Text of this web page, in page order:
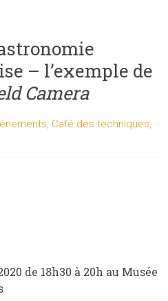
– l’exemple de
Camera
, Café des techniques,
de 18h30 à 20h au Musée